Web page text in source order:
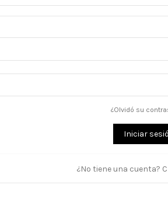
¿Olvidó su
Iniciar
¿No tiene una cuenta?